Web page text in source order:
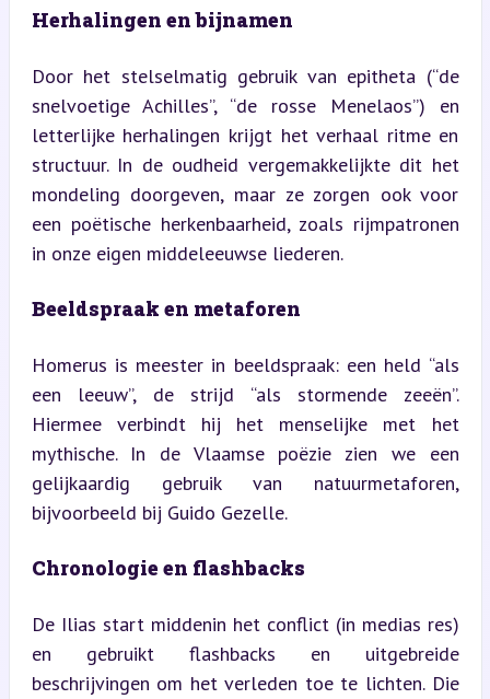
Herhalingen en bijnamen
Door het stelselmatig gebruik van epitheta (“de
snelvoetige Achilles”, “de rosse Menelaos”) en
letterlijke herhalingen krijgt het verhaal ritme en
structuur. In de oudheid vergemakkelijkte dit het
mondeling doorgeven, maar ze zorgen ook voor
een poëtische herkenbaarheid, zoals rijmpatronen
in onze eigen middeleeuwse liederen.
Beeldspraak en metaforen
Homerus is meester in beeldspraak: een held “als
een leeuw”, de strijd “als stormende zeeën”.
Hiermee verbindt hij het menselijke met het
mythische. In de Vlaamse poëzie zien we een
gelijkaardig gebruik van natuurmetaforen,
bijvoorbeeld bij Guido Gezelle.
Chronologie en flashbacks
De Ilias start middenin het conflict (in medias res)
en gebruikt flashbacks en uitgebreide
beschrijvingen om het verleden toe te lichten. Die